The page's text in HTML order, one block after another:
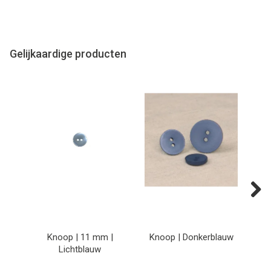
Gelijkaardige producten
Knoop | 11 mm |
Lichtblauw
Knoop | Donkerblauw